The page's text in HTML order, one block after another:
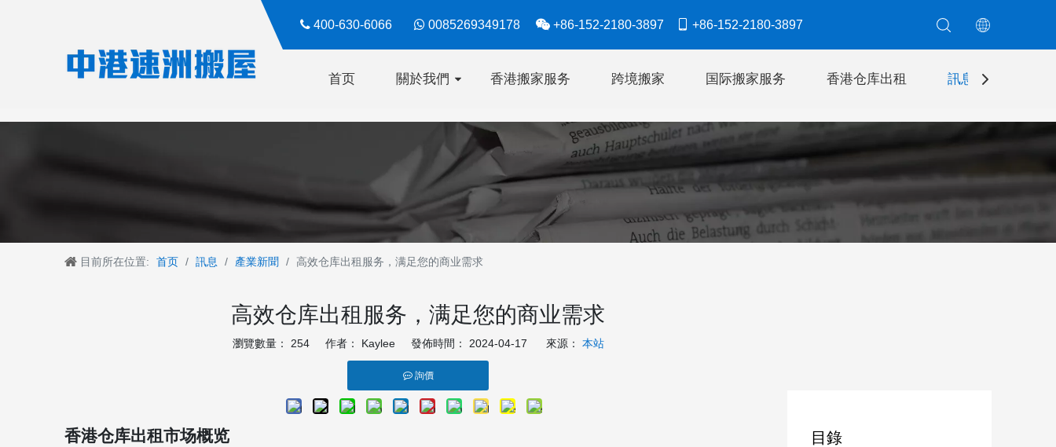
 400-630-6066  0085269349178  +86-152-2180-3897  +86-152-2180-3897​​​​​​​
首页 關於我們 香港搬家服务 跨境搬家 国际搬家服务 香港仓库出租 訊息
目前所在位置: 首页 / 訊息 / 產業新聞 / 高效仓库出租服务，满足您的商业需求
高效仓库出租服务，满足您的商业需求
瀏覽數量： 254作者： Kaylee 發佈時間： 2024-04-17 來源： 本站
詢價
香港仓库出租市场概览 目錄